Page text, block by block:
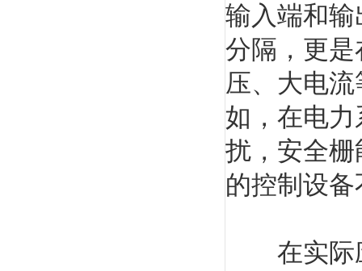
输入端和
分隔，更
压、大电
如，在电
扰，安全
的控制设
在实际应